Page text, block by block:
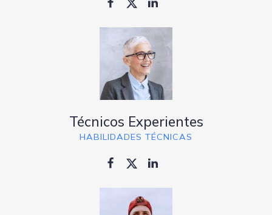
Técnicos Experientes
HABILIDADES TÉCNICAS